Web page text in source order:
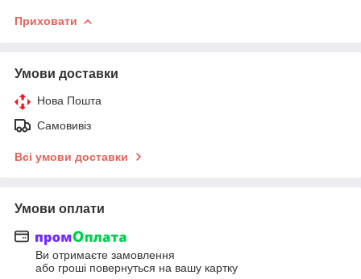
Приховати
Умови доставки
Нова Пошта
Самовивіз
Всі умови доставки
Умови оплати
Ви отримаєте замовлення
або гроші повернуться на вашу картку